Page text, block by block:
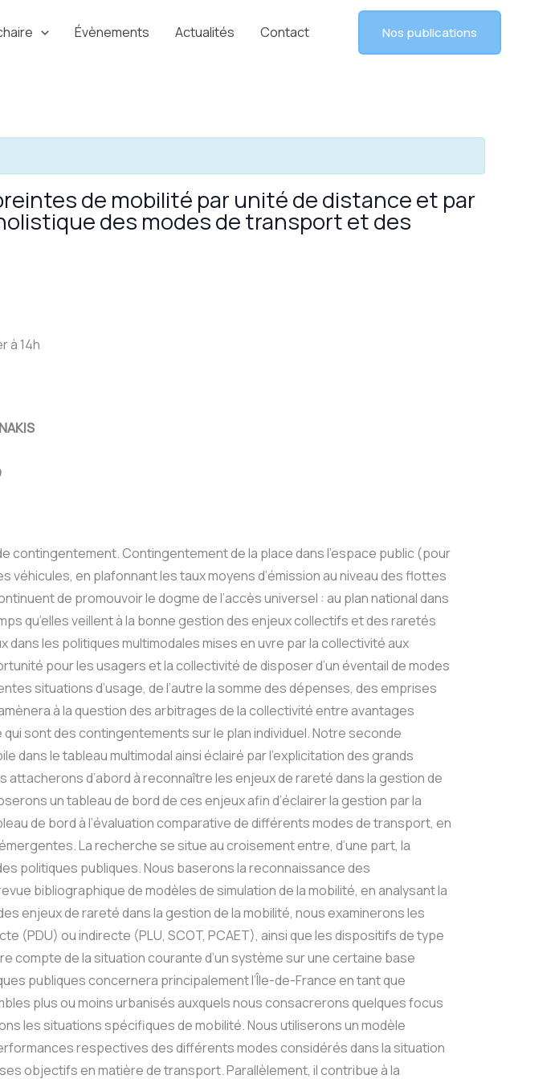
Évènements Actualités Contact Nos publications
de mobilité par unité de distance et par
des modes de transport et des
à 14h
contingentement. Contingentement de la place dans l’espace public (pour
en plafonnant les taux moyens d’émission au niveau des flottes
de promouvoir le dogme de l’accès universel : au plan national dans
qu’elles veillent à la bonne gestion des enjeux collectifs et des raretés
les politiques multimodales mises en uvre par la collectivité aux
pour les usagers et la collectivité de disposer d’un éventail de modes
situations d’usage, de l’autre la somme des dépenses, des emprises
à la question des arbitrages de la collectivité entre avantages
sont des contingentements sur le plan individuel. Notre seconde
le tableau multimodal ainsi éclairé par l’explicitation des grands
d’abord à reconnaître les enjeux de rareté dans la gestion de
un tableau de bord de ces enjeux afin d’éclairer la gestion par la
de bord à l’évaluation comparative de différents modes de transport, en
La recherche se situe au croisement entre, d’une part, la
politiques publiques. Nous baserons la reconnaissance des
bibliographique de modèles de simulation de la mobilité, en analysant la
enjeux de rareté dans la gestion de la mobilité, nous examinerons les
(PDU) ou indirecte (PLU, SCOT, PCAET), ainsi que les dispositifs de type
compte de la situation courante d’un système sur une certaine base
publiques concernera principalement l’Île-de-France en tant que
plus ou moins urbanisés auxquels nous consacrerons quelques focus
les situations spécifiques de mobilité. Nous utiliserons un modèle
respectives des différents modes considérés dans la situation
objectifs en matière de transport. Parallèlement, il contribue à la